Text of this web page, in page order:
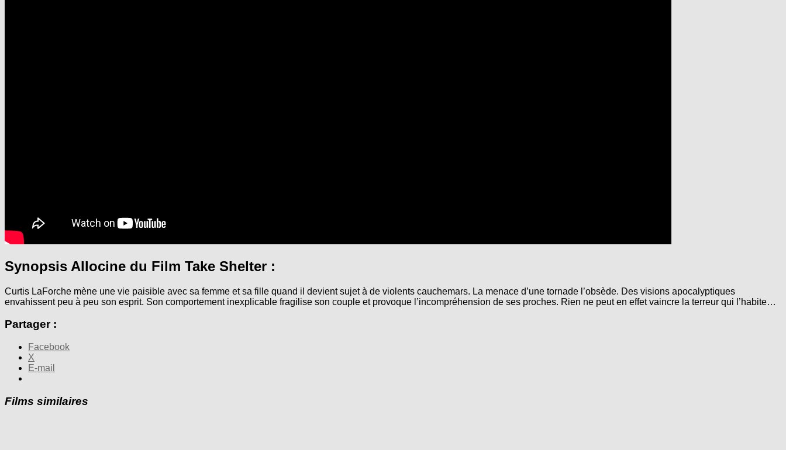
Synopsis Allocine du Film Take Shelter :
Curtis LaForche mène une vie paisible avec sa femme et sa fille quand il devient sujet à de violents cauchemars. La menace d’une tornade l’obsède. Des visions apocalyptiques
envahissent peu à peu son esprit. Son comportement inexplicable fragilise son couple et provoque l’incompréhension de ses proches. Rien ne peut en effet vaincre la terreur qui l’habite…
Partager :
Facebook
X
E-mail
Films similaires